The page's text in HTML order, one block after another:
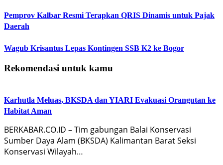
Pemprov Kalbar Resmi Terapkan QRIS Dinamis untuk Pajak
Daerah
Wagub Krisantus Lepas Kontingen SSB K2 ke Bogor
Rekomendasi untuk kamu
Karhutla Meluas, BKSDA dan YIARI Evakuasi Orangutan ke
Habitat Aman
BERKABAR.CO.ID – Tim gabungan Balai Konservasi
Sumber Daya Alam (BKSDA) Kalimantan Barat Seksi
Konservasi Wilayah…